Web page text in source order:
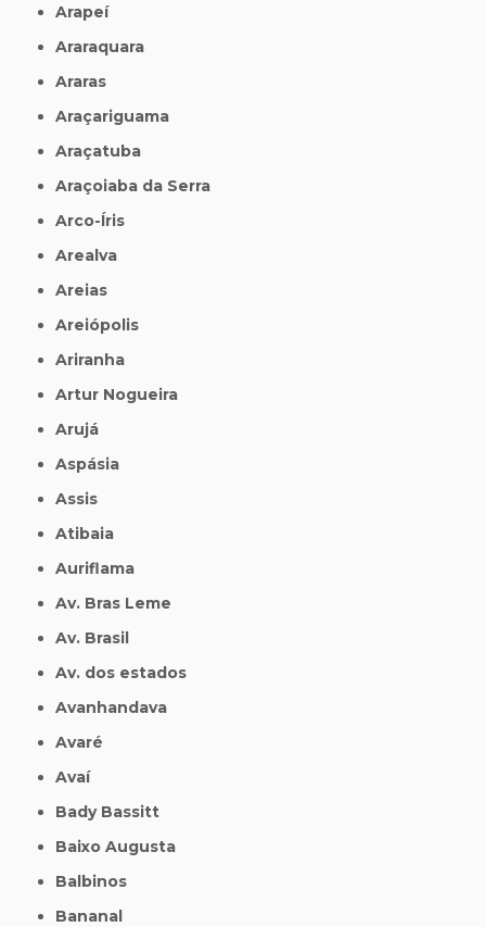
Arapeí
Araraquara
Araras
Araçariguama
Araçatuba
Araçoiaba da Serra
Arco-Íris
Arealva
Areias
Areiópolis
Ariranha
Artur Nogueira
Arujá
Aspásia
Assis
Atibaia
Auriflama
Av. Bras Leme
Av. Brasil
Av. dos estados
Avanhandava
Avaré
Avaí
Bady Bassitt
Baixo Augusta
Balbinos
Bananal